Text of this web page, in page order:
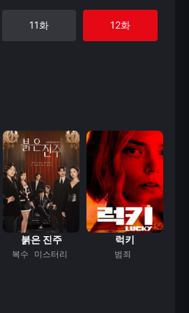
11화 12화
붉은 진주
복수 미스터리
럭키
범죄